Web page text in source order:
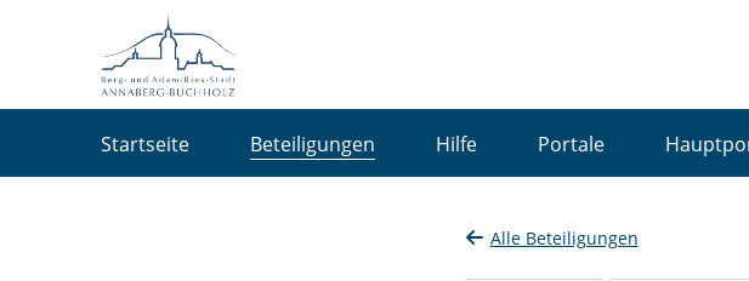
Startseite Beteiligungen Hilfe Portale
Alle Beteiligungen